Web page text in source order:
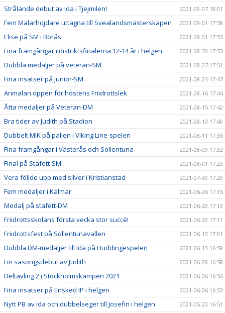
Strålande debut av Ida i Tjejmilen! 2021-09-07 18:01
Fem Mälarhöjdare uttagna till Svealandsmästerskapen 2021-09-01 17:58
Elise på SM i Borås 2021-09-01 17:55
Fina framgångar i distriktsfinalerna 12-14 år i helgen 2021-08-30 17:53
Dubbla medaljer på veteran-SM 2021-08-27 17:51
Fina insatser på junior-SM 2021-08-23 17:47
Anmälan öppen för höstens Friidrottslek 2021-08-16 17:44
Åtta medaljer på Veteran-DM 2021-08-15 17:42
Bra tider av Judith på Stadion 2021-08-13 17:40
Dubbelt MIK på pallen i Viking Line-spelen 2021-08-11 17:36
Fina framgångar i Västerås och Sollentuna 2021-08-09 17:32
Final på Stafett-SM 2021-08-01 17:23
Vera följde upp med silver i Kristianstad 2021-07-30 17:20
Fem medaljer i Kalmar 2021-06-26 17:15
Medalj på stafett-DM 2021-06-20 17:13
Friidrottsskolans första vecka stor succé! 2021-06-20 17:11
Friidrottsfest på Sollentunavallen 2021-06-13 17:01
Dubbla DM-medaljer till Ida på Huddingespelen 2021-06-13 16:59
Fin säsongsdebut av Judith 2021-06-09 16:58
Deltävling 2 i Stockholmskampen 2021 2021-06-06 16:56
Fina insatser på Ensked IP i helgen 2021-06-06 16:53
Nytt PB av Ida och dubbelseger till Josefin i helgen 2021-05-23 16:51